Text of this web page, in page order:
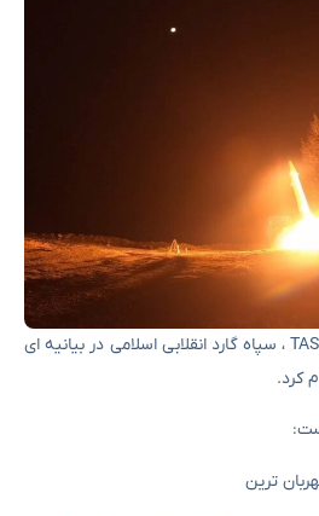
براساس خبرگزاری دفاعی TASNIM ، سپاه گارد انقلابی اسلامی در بیانیه ای
ترین